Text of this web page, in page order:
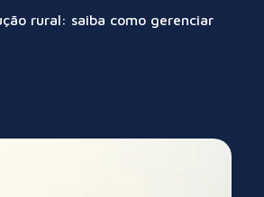
rural: saiba como gerenciar